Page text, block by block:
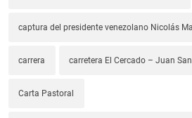
captura del presidente venezolano Nicolás
carrera carretera El Cercado – Juan
Carta Pastoral